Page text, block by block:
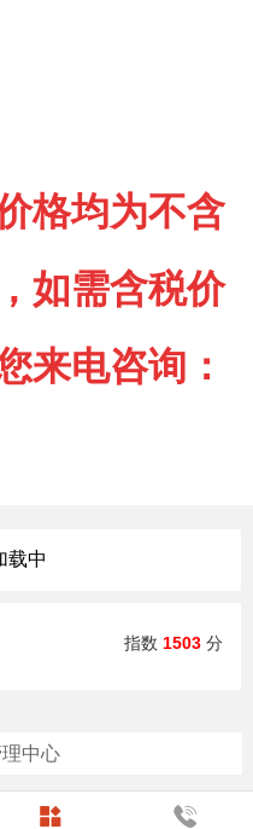
格均为不含
如需含税价
来电咨询：
载中
指数 1503 分
中心